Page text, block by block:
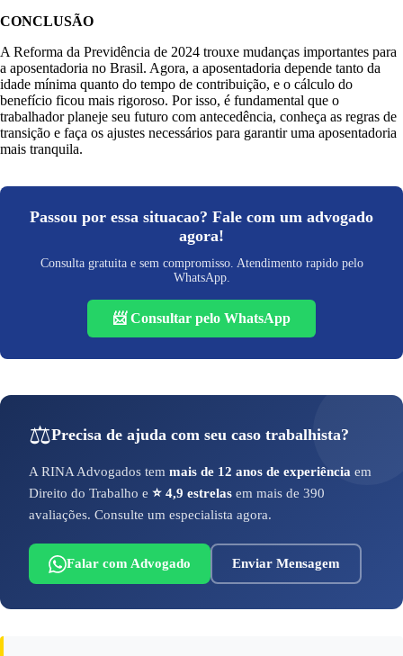
CONCLUSÃO
A Reforma da Previdência de 2024 trouxe mudanças importantes para
a aposentadoria no Brasil. Agora, a aposentadoria depende tanto da
idade mínima quanto do tempo de contribuição, e o cálculo do
benefício ficou mais rigoroso. Por isso, é fundamental que o
trabalhador planeje seu futuro com antecedência, conheça as regras de
transição e faça os ajustes necessários para garantir uma aposentadoria
mais tranquila.
Passou por essa situacao? Fale com um advogado
agora!
Consulta gratuita e sem compromisso. Atendimento rapido pelo
WhatsApp.
📨 Consultar pelo WhatsApp
⚖️Precisa de ajuda com seu caso trabalhista?
A RINA Advogados tem mais de 12 anos de experiência em
Direito do Trabalho e ⭐ 4,9 estrelas em mais de 390
avaliações. Consulte um especialista agora.
Falar com Advogado Enviar Mensagem